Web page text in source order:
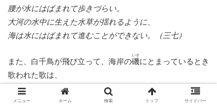
腰が水にはばまれて歩きづらい。
大河の水中に生えた水草が揺れるように、
海は水にはばまれて進むことができない。（三七）
また、白千鳥が飛び立って、海岸の磯
いそ
にとまっているとき
歌われた歌は、
浜の千鳥は、
メニュー ホーム 検索 トップ サイドバー